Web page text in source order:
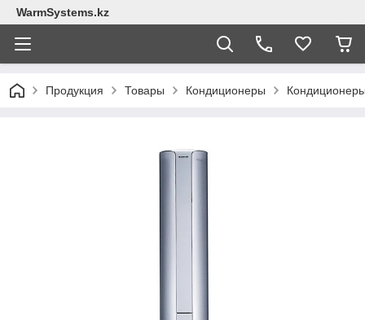
WarmSystems.kz
Продукция Товары Кондиционеры